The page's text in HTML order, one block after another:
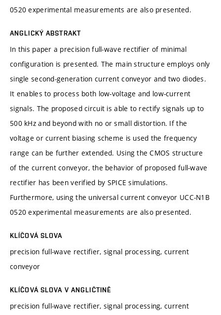
0520 experimental measurements are also presented.
ANGLICKÝ ABSTRAKT
In this paper a precision full-wave rectifier of minimal
configuration is presented. The main structure employs only
single second-generation current conveyor and two diodes.
It enables to process both low-voltage and low-current
signals. The proposed circuit is able to rectify signals up to
500 kHz and beyond with no or small distortion. If the
voltage or current biasing scheme is used the frequency
range can be further extended. Using the CMOS structure
of the current conveyor, the behavior of proposed full-wave
rectifier has been verified by SPICE simulations.
Furthermore, using the universal current conveyor UCC-N1B
0520 experimental measurements are also presented.
KLÍČOVÁ SLOVA
precision full-wave rectifier, signal processing, current
conveyor
KLÍČOVÁ SLOVA V ANGLIČTINĚ
precision full-wave rectifier, signal processing, current